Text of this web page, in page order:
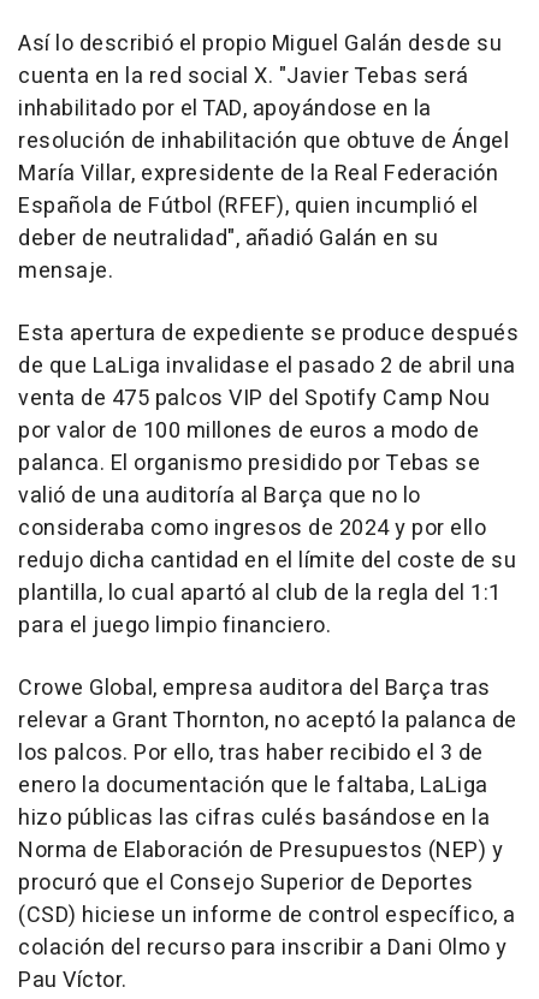
Así lo describió el propio Miguel Galán desde su
cuenta en la red social X. "Javier Tebas será
inhabilitado por el TAD, apoyándose en la
resolución de inhabilitación que obtuve de Ángel
María Villar, expresidente de la Real Federación
Española de Fútbol (RFEF), quien incumplió el
deber de neutralidad", añadió Galán en su
mensaje.
Esta apertura de expediente se produce después
de que LaLiga invalidase el pasado 2 de abril una
venta de 475 palcos VIP del Spotify Camp Nou
por valor de 100 millones de euros a modo de
palanca. El organismo presidido por Tebas se
valió de una auditoría al Barça que no lo
consideraba como ingresos de 2024 y por ello
redujo dicha cantidad en el límite del coste de su
plantilla, lo cual apartó al club de la regla del 1:1
para el juego limpio financiero.
Crowe Global, empresa auditora del Barça tras
relevar a Grant Thornton, no aceptó la palanca de
los palcos. Por ello, tras haber recibido el 3 de
enero la documentación que le faltaba, LaLiga
hizo públicas las cifras culés basándose en la
Norma de Elaboración de Presupuestos (NEP) y
procuró que el Consejo Superior de Deportes
(CSD) hiciese un informe de control específico, a
colación del recurso para inscribir a Dani Olmo y
Pau Víctor.